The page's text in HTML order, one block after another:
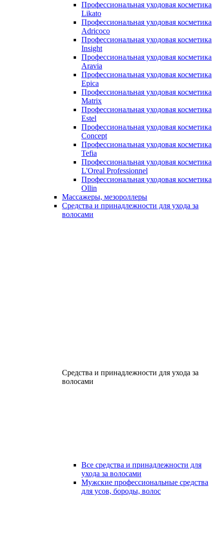
Профессиональная уходовая косметика
Likato
Профессиональная уходовая косметика
Adricoco
Профессиональная уходовая косметика
Insight
Профессиональная уходовая косметика
Aravia
Профессиональная уходовая косметика
Epica
Профессиональная уходовая косметика
Matrix
Профессиональная уходовая косметика
Estel
Профессиональная уходовая косметика
Concept
Профессиональная уходовая косметика
Tefia
Профессиональная уходовая косметика
L'Oreal Professionnel
Профессиональная уходовая косметика
Ollin
Массажеры, мезороллеры
Средства и принадлежности для ухода за
волосами
Средства и принадлежности для ухода за
волосами
Все средства и принадлежности для
ухода за волосами
Мужские профессиональные средства
для усов, бороды, волос